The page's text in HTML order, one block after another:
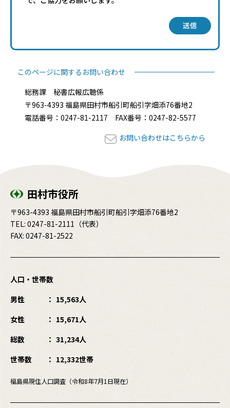
送信
このページに関するお問い合わせ
総務課 秘書広報広聴係
〒963-4393 福島県田村市船引町船引字畑添76番地2
電話番号：0247-81-2117 FAX番号：0247-82-5577
お問い合わせはこちらから
田村市役所
〒963-4393 福島県田村市船引町船引字畑添76番地2
TEL: 0247-81-2111 （代表）
FAX: 0247-81-2522
人口・世帯数
男性
15,563人
女性
15,671人
総数
31,234人
世帯数
12,332世帯
福島県現住人口調査（令和8年7月1日現在）